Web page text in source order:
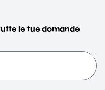
le tue domande